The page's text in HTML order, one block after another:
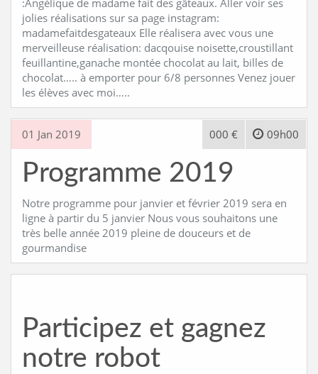
:Angélique de madame fait des gâteaux. Aller voir ses
jolies réalisations sur sa page instagram:
madamefaitdesgateaux Elle réalisera avec vous une
merveilleuse réalisation: dacqouise noisette,croustillant
feuillantine,ganache montée chocolat au lait, billes de
chocolat….. à emporter pour 6/8 personnes Venez jouer
les élèves avec moi…..
01 Jan 2019 09h00
000 €
Programme 2019
Notre programme pour janvier et février 2019 sera en
ligne à partir du 5 janvier Nous vous souhaitons une
très belle année 2019 pleine de douceurs et de
gourmandise
Participez et gagnez
notre robot